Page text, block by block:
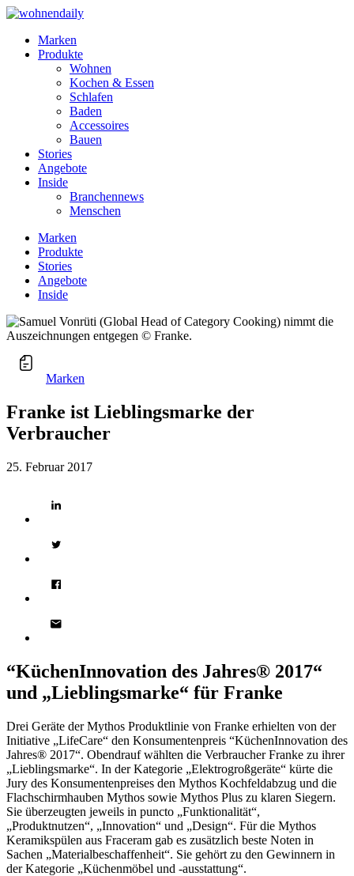
Marken
Produkte
Wohnen
Kochen & Essen
Schlafen
Baden
Accessoires
Bauen
Stories
Angebote
Inside
Branchennews
Menschen
Marken
Produkte
Stories
Angebote
Inside
Marken
Franke ist Lieblingsmarke der
Verbraucher
25. Februar 2017
“KüchenInnovation des Jahres® 2017“
und „Lieblingsmarke“ für Franke
Drei Geräte der Mythos Produktlinie von Franke erhielten von der
Initiative „LifeCare“ den Konsumentenpreis “KüchenInnovation des
Jahres® 2017“. Obendrauf wählten die Verbraucher Franke zu ihrer
„Lieblingsmarke“. In der Kategorie „Elektrogroßgeräte“ kürte die
Jury des Konsumentenpreises den Mythos Kochfeldabzug und die
Flachschirmhauben Mythos sowie Mythos Plus zu klaren Siegern.
Sie überzeugten jeweils in puncto „Funktionalität“,
„Produktnutzen“, „Innovation“ und „Design“. Für die Mythos
Keramikspülen aus Fraceram gab es zusätzlich beste Noten in
Sachen „Materialbeschaffenheit“. Sie gehört zu den Gewinnern in
der Kategorie „Küchenmöbel und -ausstattung“.